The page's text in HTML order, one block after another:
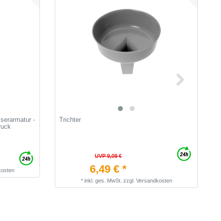
-
Trichter
UVP 9,09 €
6,49 € *
* inkl. ges. MwSt. zzgl. Versandkosten